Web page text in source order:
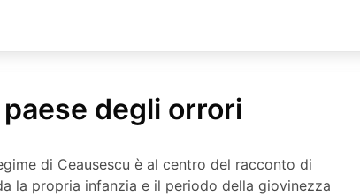
degli orrori
di Ceausescu è al centro del racconto di
la propria infanzia e il periodo della giovinezza